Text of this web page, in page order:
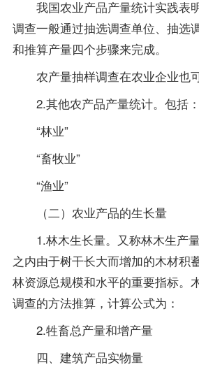
我国农业产品产量统计实践表
调查一般通过抽选调查单位、抽选
和推算产量四个步骤来完成。
农产量抽样调查在农业企业也可
2.其他农产品产量统计。包括：
“林业”
“畜牧业”
“渔业”
（二）农业产品的生长量
1.林木生长量。又称林木生产
之内由于树干长大而增加的木材积
林资源总规模和水平的重要指标。
调查的方法推算，计算公式为：
2.牲畜总产量和增产量
四、建筑产品实物量